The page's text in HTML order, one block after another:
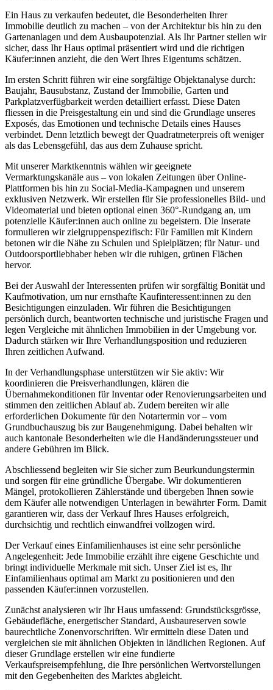
Ein Haus zu verkaufen bedeutet, die Besonderheiten Ihrer
Immobilie deutlich zu machen – von der Architektur bis hin zu den
Gartenanlagen und dem Ausbaupotenzial. Als Ihr Partner stellen wir
sicher, dass Ihr Haus optimal präsentiert wird und die richtigen
Käufer:innen anzieht, die den Wert Ihres Eigentums schätzen.
Im ersten Schritt führen wir eine sorgfältige Objektanalyse durch:
Baujahr, Bausubstanz, Zustand der Immobilie, Garten und
Parkplatzverfügbarkeit werden detailliert erfasst. Diese Daten
fliessen in die Preisgestaltung ein und sind die Grundlage unseres
Exposés, das Emotionen und technische Details eines Hauses
verbindet. Denn letztlich bewegt der Quadratmeterpreis oft weniger
als das Lebensgefühl, das aus dem Zuhause spricht.
Mit unserer Marktkenntnis wählen wir geeignete
Vermarktungskanäle aus – von lokalen Zeitungen über Online-
Plattformen bis hin zu Social-Media-Kampagnen und unserem
exklusiven Netzwerk. Wir erstellen für Sie professionelles Bild- und
Videomaterial und bieten optional einen 360°-Rundgang an, um
potenzielle Käufer:innen auch online zu begeistern. Die Inserate
formulieren wir zielgruppenspezifisch: Für Familien mit Kindern
betonen wir die Nähe zu Schulen und Spielplätzen; für Natur- und
Outdoorsportliebhaber heben wir die ruhigen, grünen Flächen
hervor.
Bei der Auswahl der Interessenten prüfen wir sorgfältig Bonität und
Kaufmotivation, um nur ernsthafte Kaufinteressent:innen zu den
Besichtigungen einzuladen. Wir führen die Besichtigungen
persönlich durch, beantworten technische und juristische Fragen und
legen Vergleiche mit ähnlichen Immobilien in der Umgebung vor.
Dadurch stärken wir Ihre Verhandlungsposition und reduzieren
Ihren zeitlichen Aufwand.
In der Verhandlungsphase unterstützen wir Sie aktiv: Wir
koordinieren die Preisverhandlungen, klären die
Übernahmekonditionen für Inventar oder Renovierungsarbeiten und
stimmen den zeitlichen Ablauf ab. Zudem bereiten wir alle
erforderlichen Dokumente für den Notartermin vor – vom
Grundbuchauszug bis zur Baugenehmigung. Dabei behalten wir
auch kantonale Besonderheiten wie die Handänderungssteuer und
andere Gebühren im Blick.
Abschliessend begleiten wir Sie sicher zum Beurkundungstermin
und sorgen für eine gründliche Übergabe. Wir dokumentieren
Mängel, protokollieren Zählerstände und übergeben Ihnen sowie
dem Käufer alle notwendigen Unterlagen in bewährter Form. Damit
garantieren wir, dass der Verkauf Ihres Hauses erfolgreich,
durchsichtig und rechtlich einwandfrei vollzogen wird.
Der Verkauf eines Einfamilienhauses ist eine sehr persönliche
Angelegenheit: Jede Immobilie erzählt ihre eigene Geschichte und
bringt individuelle Merkmale mit sich. Unser Ziel ist es, Ihr
Einfamilienhaus optimal am Markt zu positionieren und den
passenden Käufer:innen vorzustellen.
Zunächst analysieren wir Ihr Haus umfassend: Grundstücksgrösse,
Gebäudefläche, energetischer Standard, Ausbaureserven sowie
baurechtliche Zonenvorschriften. Wir ermitteln diese Daten und
vergleichen sie mit ähnlichen Objekten in ländlichen Regionen. Auf
dieser Grundlage erstellen wir eine fundierte
Verkaufspreisempfehlung, die Ihre persönlichen Wertvorstellungen
mit den Gegebenheiten des Marktes abgleicht.